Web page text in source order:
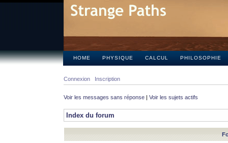
HOME PHYSIQUE CALCUL PHILOSOPHIE
Connexion Inscription
Voir les messages sans réponse | Voir les sujets actifs
Index du forum